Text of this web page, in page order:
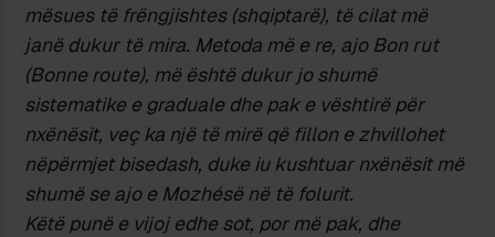
mësues të frëngjishtes (shqiptarë), të cilat më
janë dukur të mira. Metoda më e re, ajo Bon rut
(Bonne route), më është dukur jo shumë
sistematike e graduale dhe pak e vështirë për
nxënësit, veç ka një të mirë që fillon e zhvillohet
nëpërmjet bisedash, duke iu kushtuar nxënësit më
shumë se ajo e Mozhésë në të folurit.
Këtë punë e vijoj edhe sot, por më pak, dhe